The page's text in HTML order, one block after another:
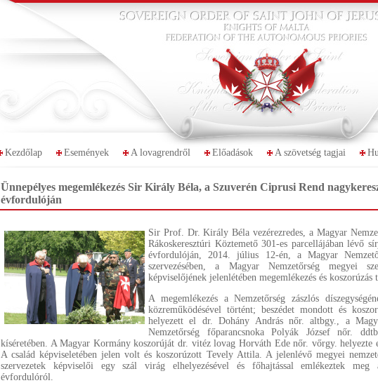
Kezdőlap Események A lovagrendről Előadások A szövetség tagjai
Ünnepélyes megemlékezés Sir Király Béla, a Szuverén Ciprusi Rend
évfordulóján
Sir Prof. Dr. Király Béla vezérezredes, a Magyar
Rákoskeresztúri Köztemető 301-es parcellájában lévő
évfordulóján, 2014. július 12-én, a Magyar
szervezésében, a Magyar Nemzetőrség megyei
képviselőjének jelenlétében megemlékezés és koszorúzás
A megemlékezés a Nemzetőrség zászlós
közreműködésével történt; beszédet mondott és
helyezett el dr. Dohány András nőr. altbgy., a
Nemzetőrség főparancsnoka Polyák József nőr.
kíséretében. A Magyar Kormány koszorúját dr. vitéz lovag Horváth Ede nőr. vőrgy. helyezte
A család képviseletében jelen volt és koszorúzott Tevely Attila. A jelenlévő megyei
szervezetek képviselői egy szál virág elhelyezésével és főhajtással emlékeztek meg
évfordulóról.